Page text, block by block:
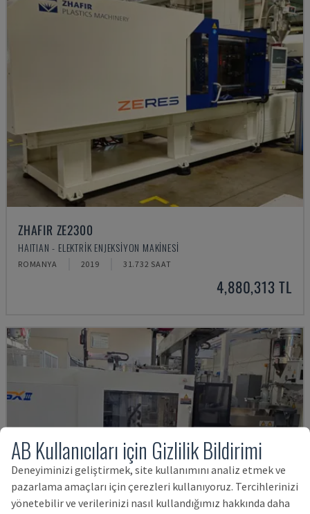
ZHAFIR ZE2300
HAITIAN - ELEKTRIK ENJEKSIYON MAKINESI
ROMANYA 2019 31.732 SAAT
4,880,313 TL
AB Kullanıcıları için Gizlilik Bildirimi
Deneyiminizi geliştirmek, site kullanımını analiz etmek ve
pazarlama amaçları için çerezleri kullanıyoruz. Tercihlerinizi
yönetebilir ve verilerinizi nasıl kullandığımız hakkında daha